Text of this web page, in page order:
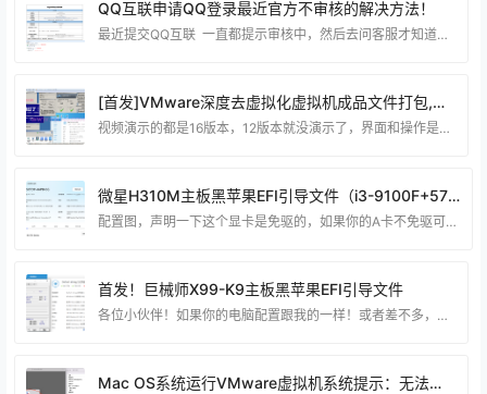
QQ互联申请QQ登录最近官方不审核的解决方法！
最近提交QQ互联 一直都提示审核中，然后去问客服才知道平台出问题了 需要用邮件申请，下面给教大家怎么通过邮件去申请。 编写邮件标题：QQ互联网站应用申请 发送到：connect@qq.com 填写申请表：（下载申请QQ互联表格）https://dianjiwang.lanzoul.com/iMi9k29nn6la 大家可以按照我的方式填写： 需要添加附件有：网站图标，手持身份证，还有网站icp备案的截图 和 填写的表格。最后就可以审核通过了！ 博猪最近前两天申请了两个网站的QQ互联登录，大家可以看看 https:
[首发]VMware深度去虚拟化虚拟机成品文件打包,无绑定！无套路！
视频演示的都是16版本，12版本就没演示了，界面和操作是差不多一样的。 经过博猪多年深耕虚拟机领域，精心打造了一款综合经验的VM虚拟机文件。这款虚拟机以其卓越优势在检测方面表现出色，不论是面对常见的软件加密壳（如SE、VMP、WinLicense），还是绝大多数游戏，都展现出卓越的兼容性（尽管无法百分之百保证所有软件和游戏都能绕过检测，但博猪对于大部分检测的成功信心满满！）。更为引人瞩目的是，这款虚拟机的文件不受电脑绑定，您可以将其轻松地应用于任何一台电脑，实现出奇不意的灵活使用体验！秒s市面上绑定电脑的虚拟机，防
微星H310M主板黑苹果EFI引导文件（i3-9100F+570显卡）
配置图，声明一下这个显卡是免驱的，如果你的A卡不免驱可以在小黄鱼找人刷一下免驱BIOS！ 装好的图，这个EFI文件，搭配macos Ventura13.6.4系统，其他的系统版本没测试过，小伙伴可以自己尝试一下！！ 注意：装黑苹果避开一些硬盘，不支持的硬盘： 《《 点这里查看 》》 这个主板装黑苹果之前详细的BIOS设置： Tip1: 微星主板BIOS快捷键实用指南 想进入BIOS设置 开机时按下 F2 或 Del 键 快速选择启动 项按 F11 键 保存更改 按 F10 键 切换简易至高级模式 按 F7
首发！巨械师X99-K9主板黑苹果EFI引导文件
各位小伙伴！如果你的电脑配置跟我的一样！或者差不多，又又又刚好想装黑苹果系统！不妨试试我这个EFI 说明一下：我的显卡是讯景AMD 590 GME显卡，这个显卡是不支持黑苹果免驱的，我在黄鱼上面花了5-10r找别人刷了一个Amd 580的黑苹果免驱BIOS，所以鲁大师检测到就是580显卡了。 2 、主板自带的有线网卡和声卡都可以正常驱动，还有的就是这个EFI也定制了仿冒USB驱动 总的来说我个人还是觉得比较完美的。（我上面鲁大师显示的是7265无线网卡，这个是因为我自己在某宝买的无线网卡加上去的NGFF插
Mac OS系统运行VMware虚拟机系统提示：无法启动。解决方法！